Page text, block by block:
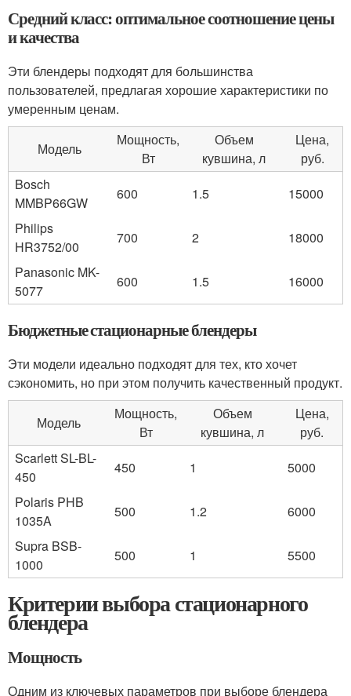
Средний класс: оптимальное соотношение цены
и качества
Эти блендеры подходят для большинства
пользователей, предлагая хорошие характеристики по
умеренным ценам.
Модель
Мощность,
Вт
Объем
кувшина, л
Цена,
руб.
Bosch
MMBP66GW
600 1.5
15000
Philips
HR3752/00
700 2
18000
Panasonic MK-
5077
600 1.5 16000
Бюджетные стационарные блендеры
Эти модели идеально подходят для тех, кто хочет
сэкономить, но при этом получить качественный продукт.
Модель
Мощность,
Вт
Объем
кувшина, л
Цена,
руб.
Scarlett SL-BL-
450
450 1
5000
Polaris PHB
1035A
500 1.2
6000
Supra BSB-
1000
500 1 5500
Критерии выбора стационарного
блендера
Мощность
Одним из ключевых параметров при выборе блендера